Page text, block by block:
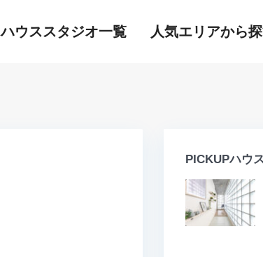
ハウススタジオ一覧 人気エリアから
PICKUPハウ